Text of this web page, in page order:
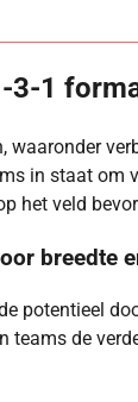
3-1
in staat om
het veld
breedte
potentieel
teams de